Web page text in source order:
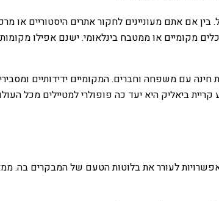
אם אתם מעוניינים לחקור אתרים היסטוריים או
או ממטבח בינלאומי. ישנם אפילו מקומות
עם משפחה וחברים. המקומיים ידידותיים
ביאליק היא יעד כה פופולרי למטיילים מכל
לעורר את בלוטות הטעם של המבקרים בה.